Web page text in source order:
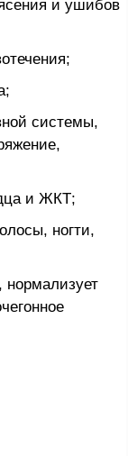
и ушибов
системы,
и ЖКТ;
ногти,
нормализует